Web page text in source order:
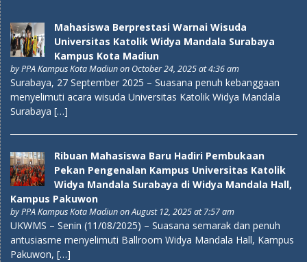
Mahasiswa Berprestasi Warnai Wisuda
Universitas Katolik Widya Mandala Surabaya
Kampus Kota Madiun
byPPA Kampus Kota Madiunon October 24, 2025 at 4:36 am
Surabaya, 27 September 2025 – Suasana penuh kebanggaan
menyelimuti acara wisuda Universitas Katolik Widya Mandala
Surabaya […]
Ribuan Mahasiswa Baru Hadiri Pembukaan
Pekan Pengenalan Kampus Universitas Katolik
Widya Mandala Surabaya di Widya Mandala Hall,
Kampus Pakuwon
byPPA Kampus Kota Madiunon August 12, 2025 at 7:57 am
UKWMS – Senin (11/08/2025) – Suasana semarak dan penuh
antusiasme menyelimuti Ballroom Widya Mandala Hall, Kampus
Pakuwon, […]